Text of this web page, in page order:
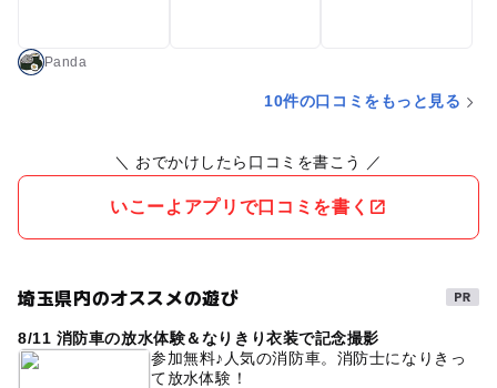
けの利用も出来るので、受付で申し出れば処理してくれます。
Panda
10件の口コミをもっと見る
＼ おでかけしたら口コミを書こう ／
いこーよアプリで口コミを書く
埼玉県内のオススメの遊び
8/11 消防車の放水体験＆なりきり衣装で記念撮影
参加無料♪人気の消防車。消防士になりきっ
て放水体験！